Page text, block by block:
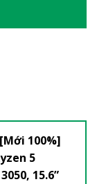
100%]
5
15.6”